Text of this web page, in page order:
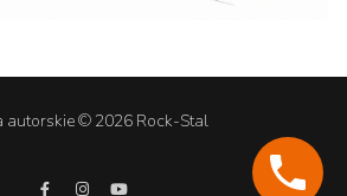
autorskie © 2026 Rock-Stal